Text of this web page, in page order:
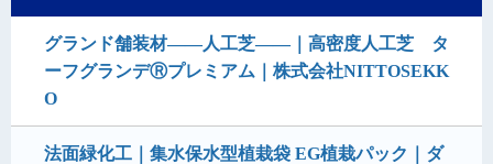
グランド舗装材――人工芝―—｜高密度人工芝 タ
ーフグランデⓇプレミアム｜株式会社NITTOSEKK
O
法面緑化工｜集水保水型植栽袋 EG植栽パック｜ダ